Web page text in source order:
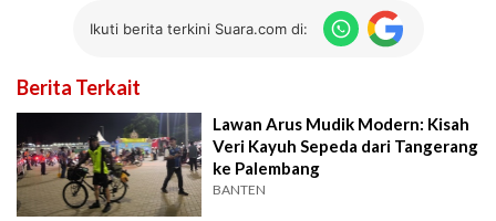
Ikuti berita terkini Suara.com di:
Berita Terkait
Lawan Arus Mudik Modern: Kisah
Veri Kayuh Sepeda dari Tangerang
ke Palembang
BANTEN